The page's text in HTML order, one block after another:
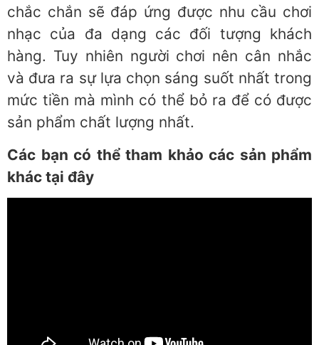
chắc chắn sẽ đáp ứng được nhu cầu chơi
nhạc của đa dạng các đối tượng khách
hàng. Tuy nhiên người chơi nên cân nhắc
và đưa ra sự lựa chọn sáng suốt nhất trong
mức tiền mà mình có thể bỏ ra để có được
sản phẩm chất lượng nhất.
Các bạn có thể tham khảo các sản phẩm
khác tại đây